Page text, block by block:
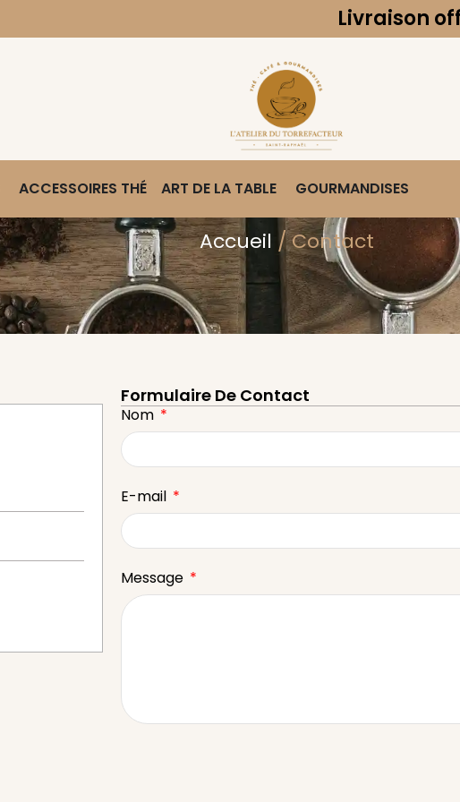
Livraison
ACCESSOIRES THÉ ART DE LA TABLE GOURMANDISES
Accueil / Contact
Formulaire De Contact
Nom
E-mail
Message